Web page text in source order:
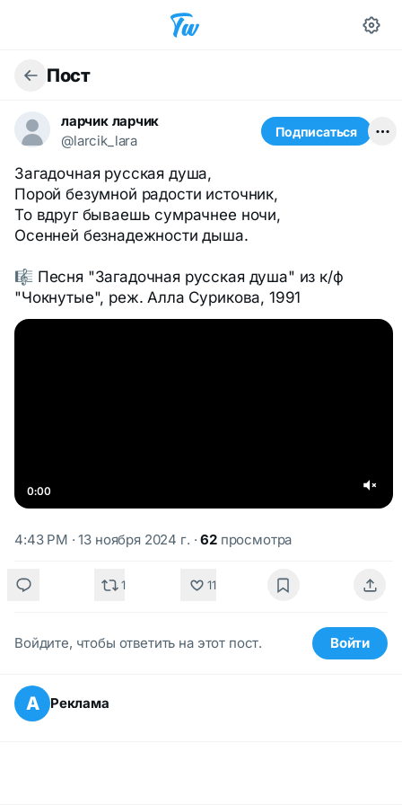
Пост
ларчик ларчик
@larcik_lara
Подписаться
Загадочная русская душа,
Порой безумной радости источник,
То вдруг бываешь сумрачнее ночи,
Осенней безнадежности дыша.
🎼 Песня "Загадочная русская душа" из к/ф
"Чокнутые", реж. Алла Сурикова, 1991
0:00
4:43 PM · 13 ноября 2024 г. ·62просмотра
1 11
Войдите, чтобы ответить на этот пост. Войти
А Реклама